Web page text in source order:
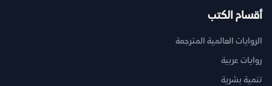
أقسام الكتب
الروايات العالمية المترجمة
روايات عربية
تنمية بشرية